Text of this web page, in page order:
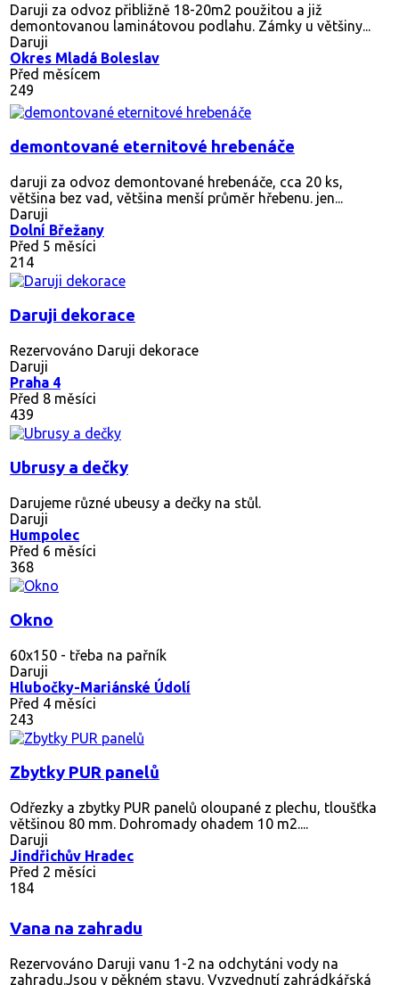
Daruji za odvoz přibližně 18-20m2 použitou a již
demontovanou laminátovou podlahu. Zámky u většiny...
Daruji
Okres Mladá Boleslav
Před měsícem
249
demontované eternitové hrebenáče
daruji za odvoz demontované hrebenáče, cca 20 ks,
většina bez vad, většina menší průměr hřebenu. jen...
Daruji
Dolní Břežany
Před 5 měsíci
214
Daruji dekorace
Rezervováno Daruji dekorace
Daruji
Praha 4
Před 8 měsíci
439
Ubrusy a dečky
Darujeme různé ubeusy a dečky na stůl.
Daruji
Humpolec
Před 6 měsíci
368
Okno
60x150 - třeba na pařník
Daruji
Hlubočky-Mariánské Údolí
Před 4 měsíci
243
Zbytky PUR panelů
Odřezky a zbytky PUR panelů oloupané z plechu, tloušťka
většinou 80 mm. Dohromady ohadem 10 m2....
Daruji
Jindřichův Hradec
Před 2 měsíci
184
Vana na zahradu
Rezervováno Daruji vanu 1-2 na odchytáni vody na
zahradu.Jsou v pěkném stavu. Vyzvednutí zahrádkářská